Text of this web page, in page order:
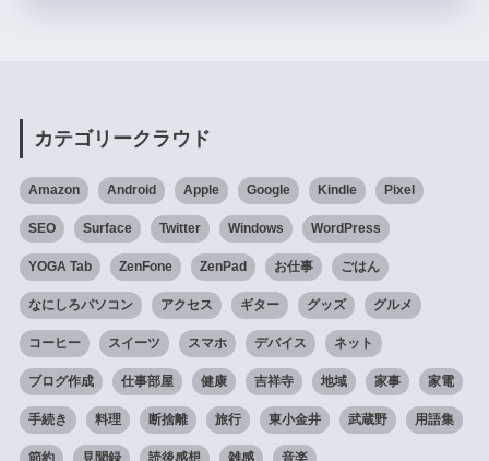
カテゴリークラウド
Amazon Android Apple Google Kindle Pixel
SEO Surface Twitter Windows WordPress
YOGA Tab ZenFone ZenPad お仕事 ごはん
なにしろパソコン アクセス ギター グッズ グルメ
コーヒー スイーツ スマホ デバイス ネット
ブログ作成 仕事部屋 健康 吉祥寺 地域 家事 家電
手続き 料理 断捨離 旅行 東小金井 武蔵野 用語集
節約 見聞録 読後感想 雑感 音楽